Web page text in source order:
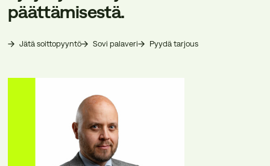
päättämisestä.
Jätä soittopyyntö Sovi palaveri Pyydä tarjous